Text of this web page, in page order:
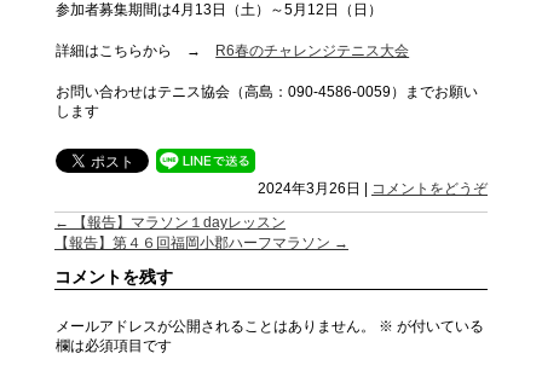
参加者募集期間は4月13日（土）～5月12日（日）
詳細はこちらから → R6春のチャレンジテニス大会
お問い合わせはテニス協会（高島：090-4586-0059）までお願い
します
2024年3月26日
コメントをどうぞ
←
【報告】マラソン１dayレッスン
【報告】第４６回福岡小郡ハーフマラソン →
コメントを残す
メールアドレスが公開されることはありません。 ※ が付いている
欄は必須項目です